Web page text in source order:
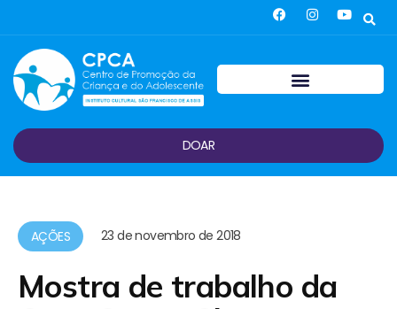
DOAR
AÇÕES 23 de novembro de 2018
Mostra de trabalho da